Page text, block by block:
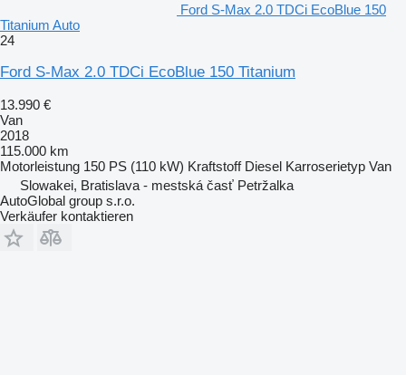
Ford S-Max 2.0 TDCi EcoBlue 150
Titanium Auto
24
Ford S-Max 2.0 TDCi EcoBlue 150 Titanium
13.990 €
Van
2018
115.000 km
Motorleistung 150 PS (110 kW) Kraftstoff Diesel Karroserietyp Van
Slowakei, Bratislava - mestská časť Petržalka
AutoGlobal group s.r.o.
Verkäufer kontaktieren